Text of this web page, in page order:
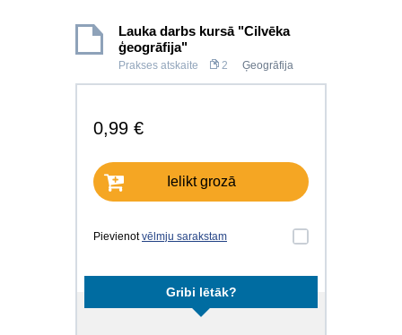
Lauka darbs kursā "Cilvēka
ģeogrāfija"
Prakses atskaite 2 Ģeogrāfija
0,99 €
Ielikt grozā
Pievienotvēlmju sarakstam
Gribi lētāk?